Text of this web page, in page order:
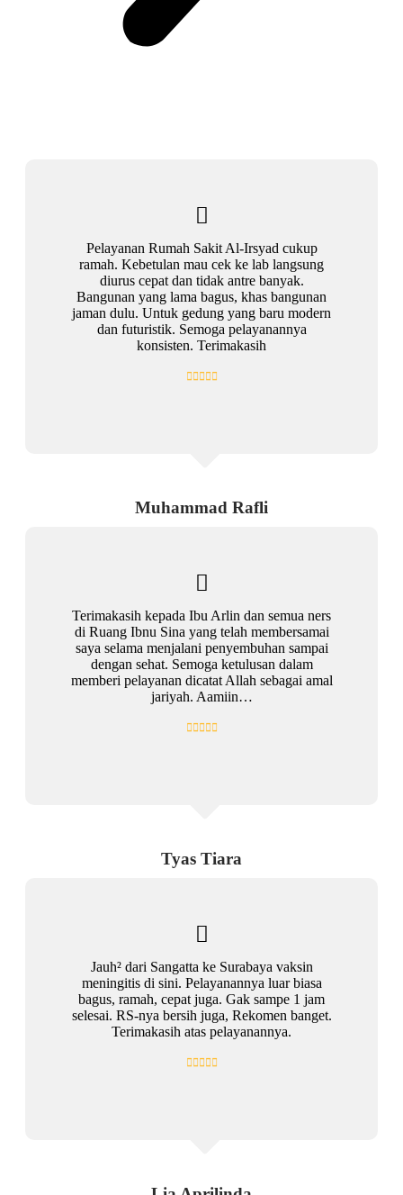
Pelayanan Rumah Sakit Al-Irsyad cukup
ramah. Kebetulan mau cek ke lab langsung
diurus cepat dan tidak antre banyak.
Bangunan yang lama bagus, khas bangunan
jaman dulu. Untuk gedung yang baru modern
dan futuristik. Semoga pelayanannya
konsisten. Terimakasih
Muhammad Rafli
Terimakasih kepada Ibu Arlin dan semua ners
di Ruang Ibnu Sina yang telah membersamai
saya selama menjalani penyembuhan sampai
dengan sehat. Semoga ketulusan dalam
memberi pelayanan dicatat Allah sebagai amal
jariyah. Aamiin…
Tyas Tiara
Jauh² dari Sangatta ke Surabaya vaksin
meningitis di sini. Pelayanannya luar biasa
bagus, ramah, cepat juga. Gak sampe 1 jam
selesai. RS-nya bersih juga, Rekomen banget.
Terimakasih atas pelayanannya.